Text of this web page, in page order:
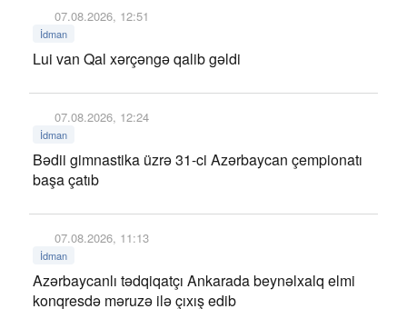
07.08.2026, 12:51
İdman
Lui van Qal xərçəngə qalib gəldi
07.08.2026, 12:24
İdman
Bədii gimnastika üzrə 31-ci Azərbaycan çempionatı
başa çatıb
07.08.2026, 11:13
İdman
Azərbaycanlı tədqiqatçı Ankarada beynəlxalq elmi
konqresdə məruzə ilə çıxış edib